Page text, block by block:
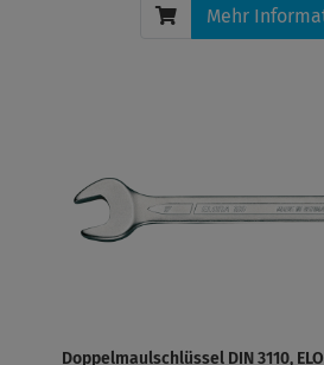
Mehr
Doppelmaulschlüssel DIN 3110,